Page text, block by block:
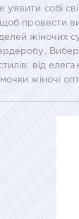
уявити собі
провести
жіночих
від
жіночі